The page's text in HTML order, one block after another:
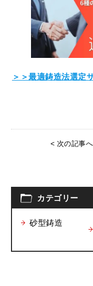
＞＞最適鋳造法選定
< 次の記事
カテゴリー
砂型鋳造